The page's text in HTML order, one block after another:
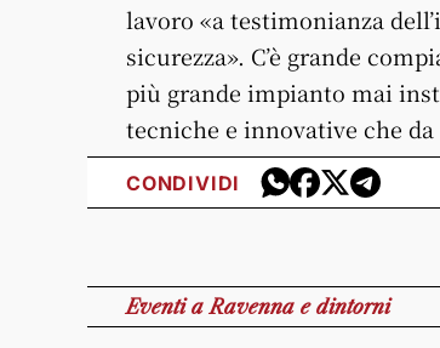
lavoro «a testimonianza
sicurezza». C’è grande
più grande impianto mai
tecniche e innovative che
CONDIVIDI
Eventia Ravenna e dintorni